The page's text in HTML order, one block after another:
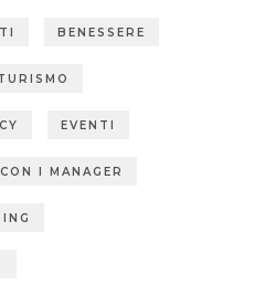
BENESSERE
EVENTI
I MANAGER